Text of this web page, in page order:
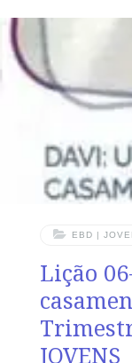
a missão que a
sempre fiel e
EBD |
Lição
JOVENS